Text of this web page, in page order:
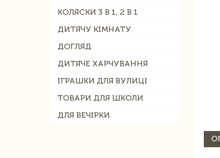
КОЛЯСКИ 3 В 1, 2 В 1
ДИТЯЧУ КІМНАТУ
ДОГЛЯД
ДИТЯЧЕ ХАРЧУВАННЯ
ІГРАШКИ ДЛЯ ВУЛИЦІ
ТОВАРИ ДЛЯ ШКОЛИ
ДЛЯ ВЕЧІРКИ